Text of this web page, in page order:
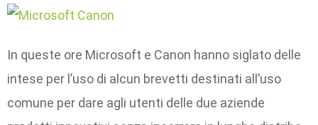
In queste ore Microsoft e Canon hanno siglato delle
intese per l’uso di alcun brevetti destinati all’uso
comune per dare agli utenti delle due aziende